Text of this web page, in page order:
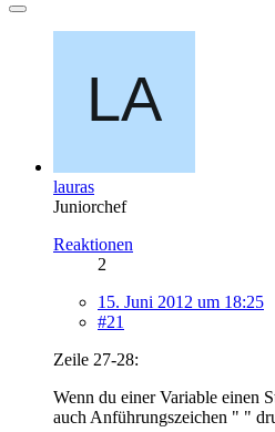
lauras
Juniorchef
Reaktionen
2
15. Juni 2012 um 18:25
#21
Zeile 27-28:
Wenn du einer Variable einen
auch Anführungszeichen " "